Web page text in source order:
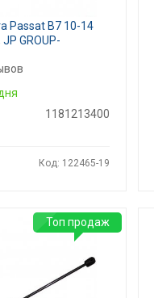
Passat B7 10-14
GROUP-
1181213400
Код: 122465-19
Топ продаж